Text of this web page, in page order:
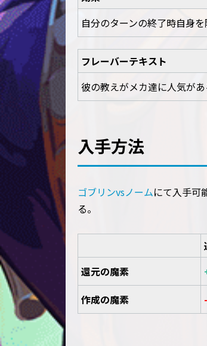
自分のターンの終了時自身
フレーバーテキスト
彼の教えがメカ達に人気が
入手方法
ゴブリンvsノームにて入手可
る。
還元の魔素
作成の魔素